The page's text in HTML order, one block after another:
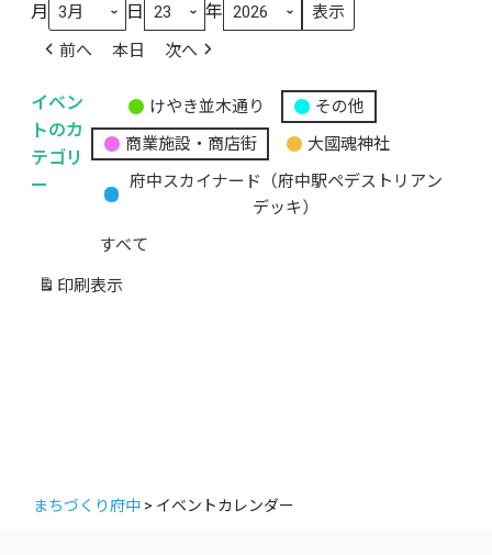
月 日 年
前へ 本日 次へ
イベン
トのカ
テゴリ
ー
題
カ
ゴ
リ
けやき並木通り
その他
商業施設・商店街
大國魂神社
府中スカイナード（府中駅ペデストリアン
デッキ）
すべて
印刷 表示
まちづくり府中 > イベントカレンダー